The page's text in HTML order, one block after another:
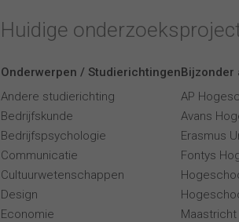
Huidige
Onderwerpen / Studierichtingen
Andere studierichting
Bedrijfskunde
Bedrijfspsychologie
Communicatie
Cultuurwetenschappen
Design
Economie
Bijzonder
AP
Avans
Erasmus
Fontys